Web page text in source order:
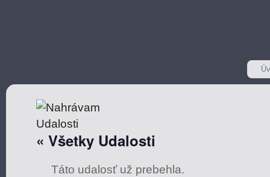
« Všetky Udalosti
Táto udalosť už prebehla.